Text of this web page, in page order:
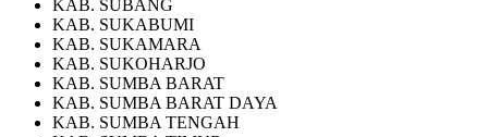
KAB. SUBANG
KAB. SUKABUMI
KAB. SUKAMARA
KAB. SUKOHARJO
KAB. SUMBA BARAT
KAB. SUMBA BARAT DAYA
KAB. SUMBA TENGAH